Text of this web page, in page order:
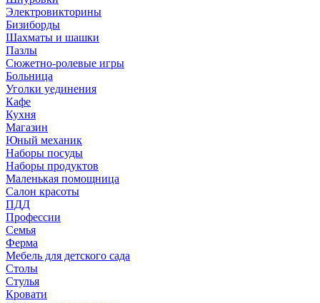
Электровикторины
Бизиборды
Шахматы и шашки
Пазлы
Сюжетно-ролевые игры
Больница
Уголки уединения
Кафе
Кухня
Магазин
Юный механик
Наборы посуды
Наборы продуктов
Маленькая помощница
Салон красоты
ПДД
Профессии
Семья
Ферма
Мебель для детского сада
Столы
Cтулья
Кровати